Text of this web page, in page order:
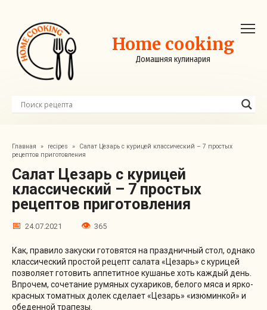
контенту
Home cooking
Домашняя кулинария
Главная » recipes »
Салат Цезарь с курицей классический – 7 простых
рецептов приготовления
Салат Цезарь с курицей
классический – 7 простых
рецептов приготовления
24.07.2021 365
Как, правило закуски готовятся на праздничный стол, однако
классический простой рецепт салата «Цезарь» с курицей
позволяет готовить аппетитное кушанье хоть каждый день.
Впрочем, сочетание румяных сухариков, белого мяса и ярко-
красных томатных долек сделает «Цезарь» «изюминкой» и
обеденной трапезы.